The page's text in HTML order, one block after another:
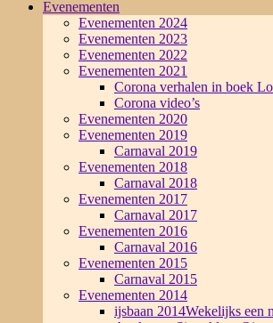
Evenementen
Evenementen 2024
Evenementen 2023
Evenementen 2022
Evenementen 2021
Corona verhalen in boek
Corona video’s
Evenementen 2020
Evenementen 2019
Carnaval 2019
Evenementen 2018
Carnaval 2018
Evenementen 2017
Carnaval 2017
Evenementen 2016
Carnaval 2016
Evenementen 2015
Carnaval 2015
Evenementen 2014
ijsbaan 2014Wekelijks een